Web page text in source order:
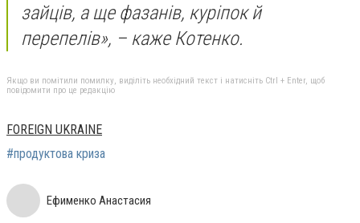
зайців, а ще фазанів, куріпок й
перепелів», – каже Котенко.
Якщо ви помітили помилку, виділіть необхідний текст і натисніть Ctrl + Enter, щоб
повідомити про це редакцію
FOREIGN UKRAINE
#продуктова криза
Ефименко Анастасия